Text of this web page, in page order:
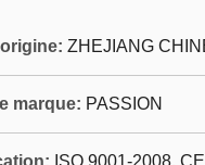
ZHEJIANG
marque: PASSION
ISO 9001-2008, CE